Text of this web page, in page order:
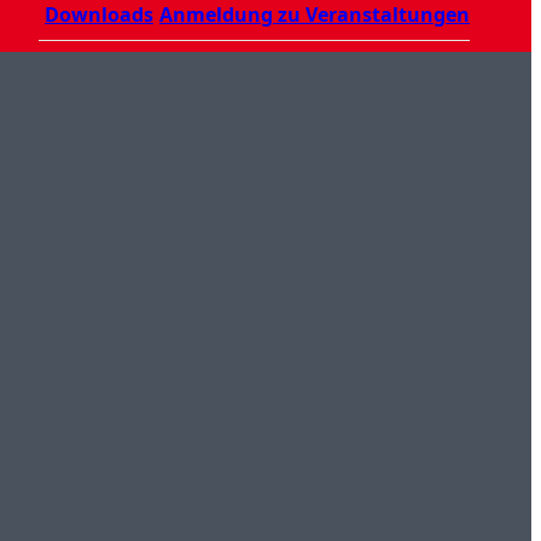
Downloads Anmeldung zu Veranstaltungen